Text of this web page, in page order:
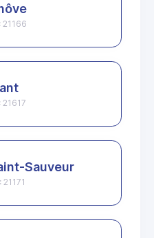
21166
21617
Sauveur